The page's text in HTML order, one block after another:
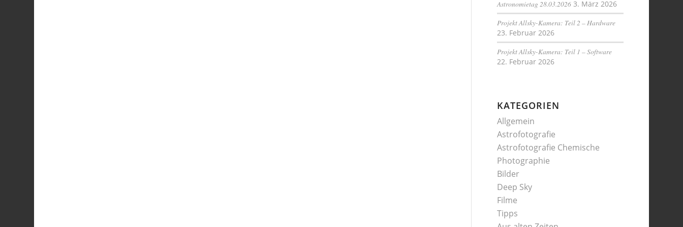
Astronomietag 28.03.2026 3. März 2026
Projekt Allsky-Kamera: Teil 2 – Hardware
23. Februar 2026
Projekt Allsky-Kamera: Teil 1 – Software
22. Februar 2026
KATEGORIEN
Allgemein
Astrofotografie
Astrofotografie Chemische
Photographie
Bilder
Deep Sky
Filme
Tipps